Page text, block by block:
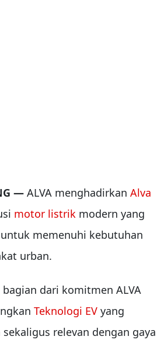
— ALVA menghadirkan Alva
motor listrik modern yang
memenuhi kebutuhan
urban.
dari komitmen ALVA
Teknologi EV yang
relevan dengan gaya